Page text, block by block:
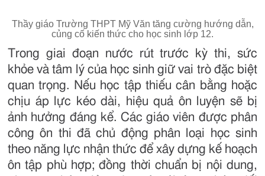
Thầy giáo Trường THPT Mỹ Văn tăng cường hướng dẫn,
củng cố kiến thức cho học sinh lớp 12.
Trong giai đoạn nước rút trước kỳ thi, sức
khỏe và tâm lý của học sinh giữ vai trò đặc biệt
quan trọng. Nếu học tập thiếu cân bằng hoặc
chịu áp lực kéo dài, hiệu quả ôn luyện sẽ bị
ảnh hưởng đáng kể. Các giáo viên được phân
công ôn thi đã chủ động phân loại học sinh
theo năng lực nhận thức để xây dựng kế hoạch
ôn tập phù hợp; đồng thời chuẩn bị nội dung,